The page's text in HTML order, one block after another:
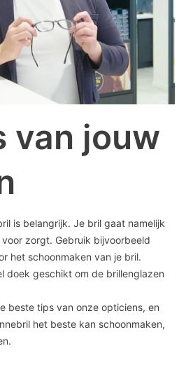
van jouw
is belangrijk. Je bril gaat namelijk
zorgt. Gebruik bijvoorbeeld
het schoonmaken van je bril.
doek geschikt om de brillenglazen
beste tips van onze opticiens, en
het beste kan schoonmaken,